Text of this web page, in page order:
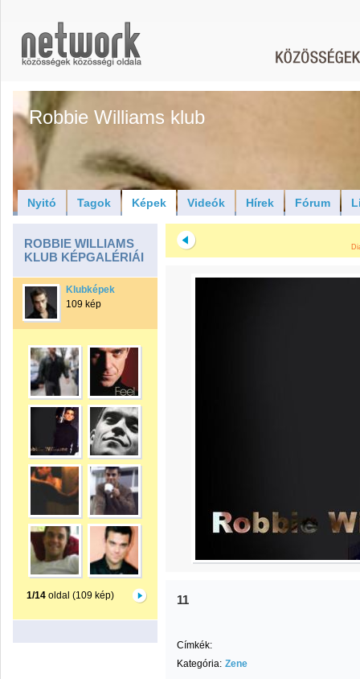
Robbie Williams klub
Nyitó Tagok Képek Videók Hírek Fórum
ROBBIE WILLIAMS
KLUB KÉPGALÉRIÁI
Klubképek
109 kép
1/14oldal (109 kép) 11
Címkék:
Kategória: Zene